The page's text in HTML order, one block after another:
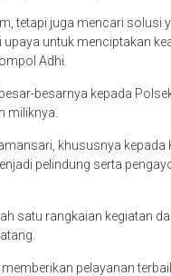
tetapi juga mencari solusi
untuk menciptakan
Adhi.
besarnya kepada
miliknya.
khususnya
pelindung serta
satu rangkaian kegiatan
pelayanan